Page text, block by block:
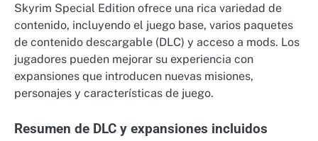
Skyrim Special Edition ofrece una rica variedad de
contenido, incluyendo el juego base, varios paquetes
de contenido descargable (DLC) y acceso a mods. Los
jugadores pueden mejorar su experiencia con
expansiones que introducen nuevas misiones,
personajes y características de juego.
Resumen de DLC y expansiones incluidos